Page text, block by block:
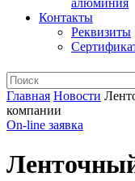
алюминия
Контакты
Реквизиты
Главная Новости
компании
On-line заявка